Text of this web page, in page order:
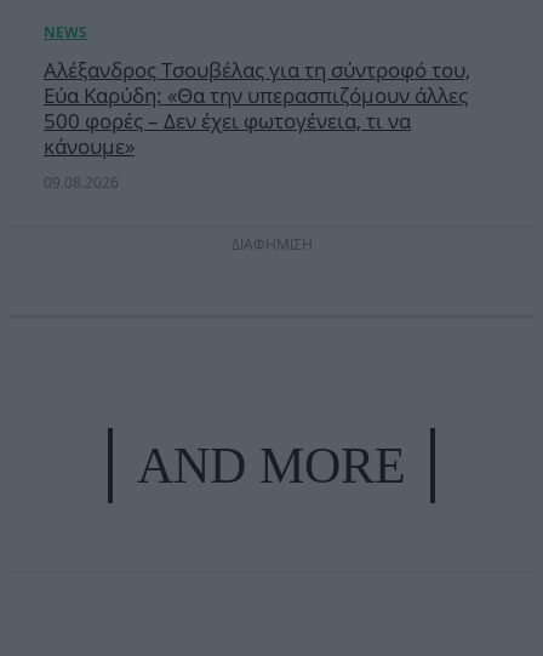
Αλέξανδρος Τσουβέλας για τη σύντροφό του,
Εύα Καρύδη: «Θα την υπερασπιζόμουν άλλες
500 φορές – Δεν έχει φωτογένεια, τι να
κάνουμε»
09.08.2026
ΔΙΑΦΗΜΙΣΗ
AND MORE